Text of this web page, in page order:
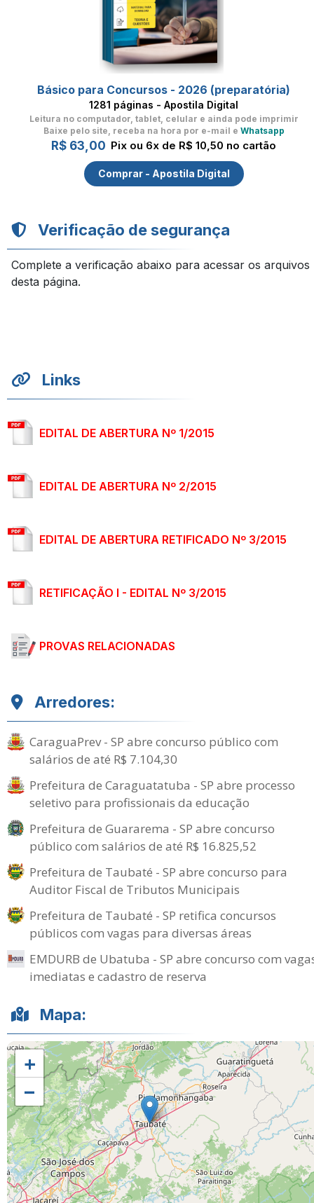
Básico para Concursos - 2026 (preparatória)
1281 páginas - Apostila Digital
Leitura no computador, tablet, celular e ainda pode imprimir
Baixe pelo site, receba na hora por e-mail e Whatsapp
R$ 63,00 Pix ou 6x de R$ 10,50 no cartão
Comprar - Apostila Digital
Verificação de segurança
Complete a verificação abaixo para acessar os arquivos
desta página.
Links
EDITAL DE ABERTURA Nº 1/2015
EDITAL DE ABERTURA Nº 2/2015
EDITAL DE ABERTURA RETIFICADO Nº 3/2015
RETIFICAÇÃO I - EDITAL Nº 3/2015
PROVAS RELACIONADAS
Arredores:
CaraguaPrev - SP abre concurso público com
salários de até R$ 7.104,30
Prefeitura de Caraguatatuba - SP abre processo
seletivo para profissionais da educação
Prefeitura de Guararema - SP abre concurso
público com salários de até R$ 16.825,52
Prefeitura de Taubaté - SP abre concurso para
Auditor Fiscal de Tributos Municipais
Prefeitura de Taubaté - SP retifica concursos
públicos com vagas para diversas áreas
EMDURB de Ubatuba - SP abre concurso com
imediatas e cadastro de reserva
Mapa:
+
−